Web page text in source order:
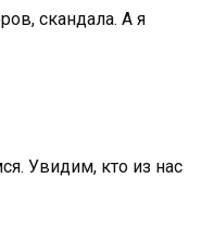
скандала. А я
Увидим, кто из нас